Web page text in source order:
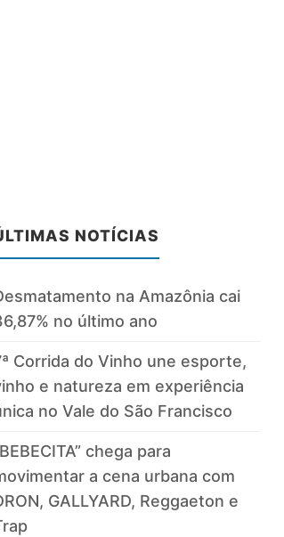
NOTÍCIAS
na Amazônia cai
no último ano
Corrida do Vinho une esporte,
e natureza em experiência
no Vale do São Francisco
chega para
a cena urbana com
GALLYARD, Reggaeton e